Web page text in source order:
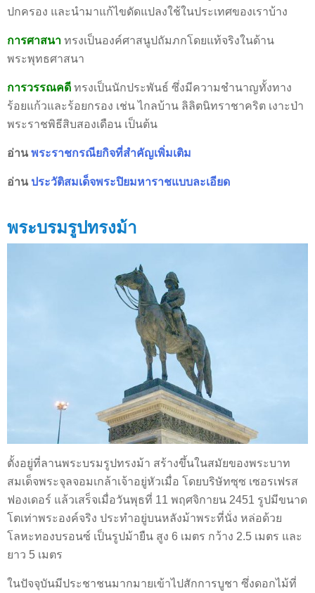
ปกครอง และนำมาแก้ไขดัดแปลงใช้ในประเทศของเราบ้าง
การศาสนา ทรงเป็นองค์ศาสนูปถัมภกโดยแท้จริงในด้าน
พระพุทธศาสนา
การวรรณคดี ทรงเป็นนักประพันธ์ ซึ่งมีความชำนาญทั้งทาง
ร้อยแก้วและร้อยกรอง เช่น ไกลบ้าน ลิลิตนิทราชาคริต เงาะป่า
พระราชพิธีสิบสองเดือน เป็นต้น
อ่านพระราชกรณียกิจที่สำคัญเพิ่มเติม
อ่าน ประวัติสมเด็จพระปิยมหาราชแบบละเอียด
พระบรมรูปทรงม้า
ตั้งอยู่ที่ลานพระบรมรูปทรงม้า สร้างขึ้นในสมัยของพระบาท
สมเด็จพระจุลจอมเกล้าเจ้าอยู่หัวเมื่อ โดยบริษัทซุซ เซอรเฟรส
ฟองเดอร์ แล้วเสร็จเมื่อวันพุธที่ 11 พฤศจิกายน 2451 รูปมีขนาด
โตเท่าพระองค์จริง ประทำอยู่บนหลังม้าพระที่นั่ง หล่อด้วย
โลหะทองบรอนซ์ เป็นรูปม้ายืน สูง 6 เมตร กว้าง 2.5 เมตร และ
ยาว 5 เมตร
ในปัจจุบันมีประชาชนมากมายเข้าไปสักการบูชา ซึ่งดอกไม้ที่